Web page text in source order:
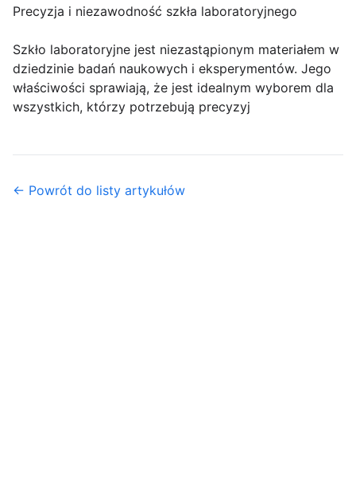
Precyzja i niezawodność szkła laboratoryjnego
Szkło laboratoryjne jest niezastąpionym materiałem w
dziedzinie badań naukowych i eksperymentów. Jego
właściwości sprawiają, że jest idealnym wyborem dla
wszystkich, którzy potrzebują precyzyj
← Powrót do listy artykułów